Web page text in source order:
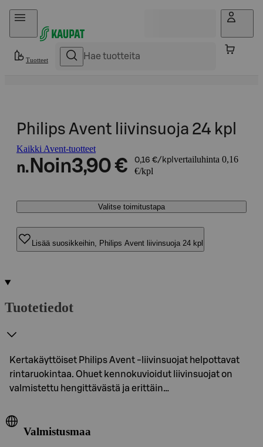
Hyppää sisältöön
Tuotteet
Philips Avent liivinsuoja 24 kpl
Kaikki Avent-tuotteet
n. Noin3,90 € 0,16 €/kpl vertailuhinta 0,16
€/kpl
Valitse toimitustapa
Lisää suosikkeihin, Philips Avent liivinsuoja 24 kpl
Tuotetiedot
Kertakäyttöiset Philips Avent -liivinsuojat helpottavat
rintaruokintaa. Ohuet kennokuvioidut liivinsuojat on
valmistettu hengittävästä ja erittäin…
Valmistusmaa